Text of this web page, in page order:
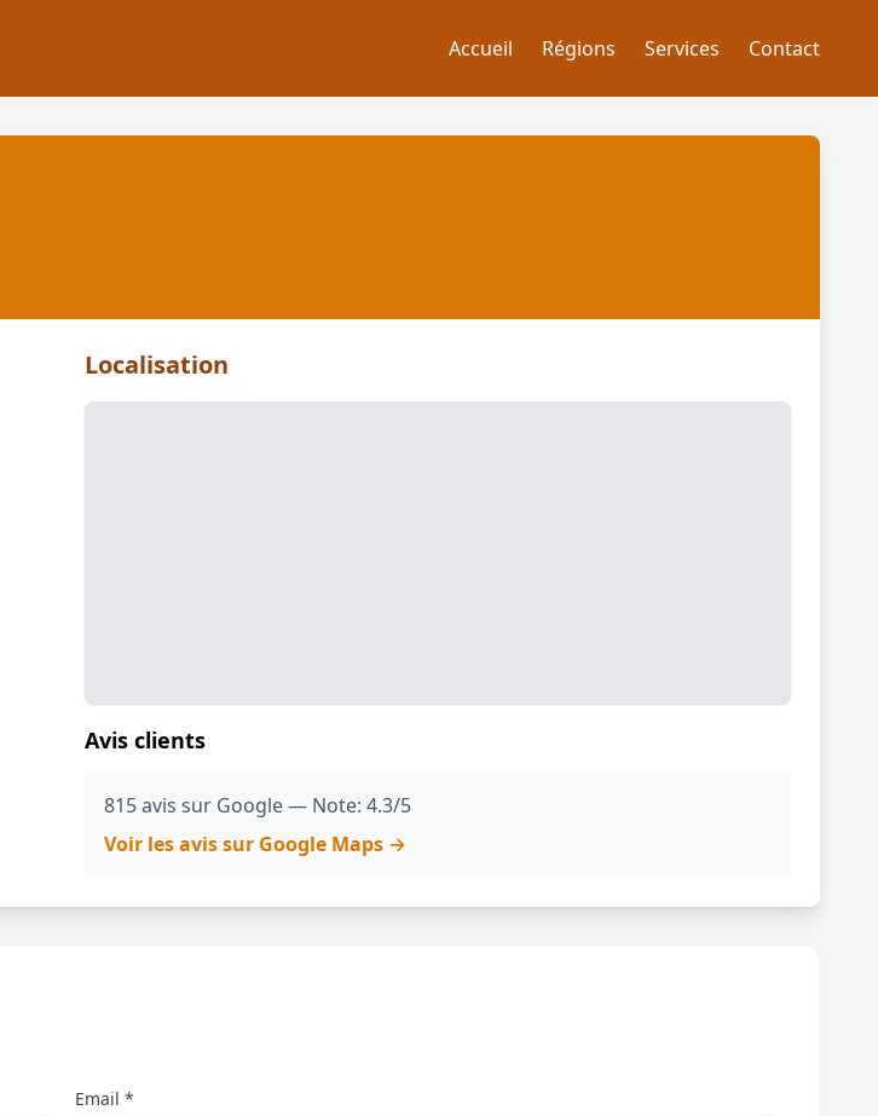
Accueil Régions Services Contact
Localisation
Avis clients
815 avis sur Google — Note: 4.3/5
Voir les avis sur Google Maps →
Email *